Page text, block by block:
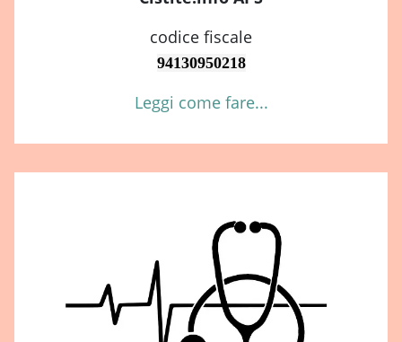
codice fiscale
94130950218
Leggi come fare...